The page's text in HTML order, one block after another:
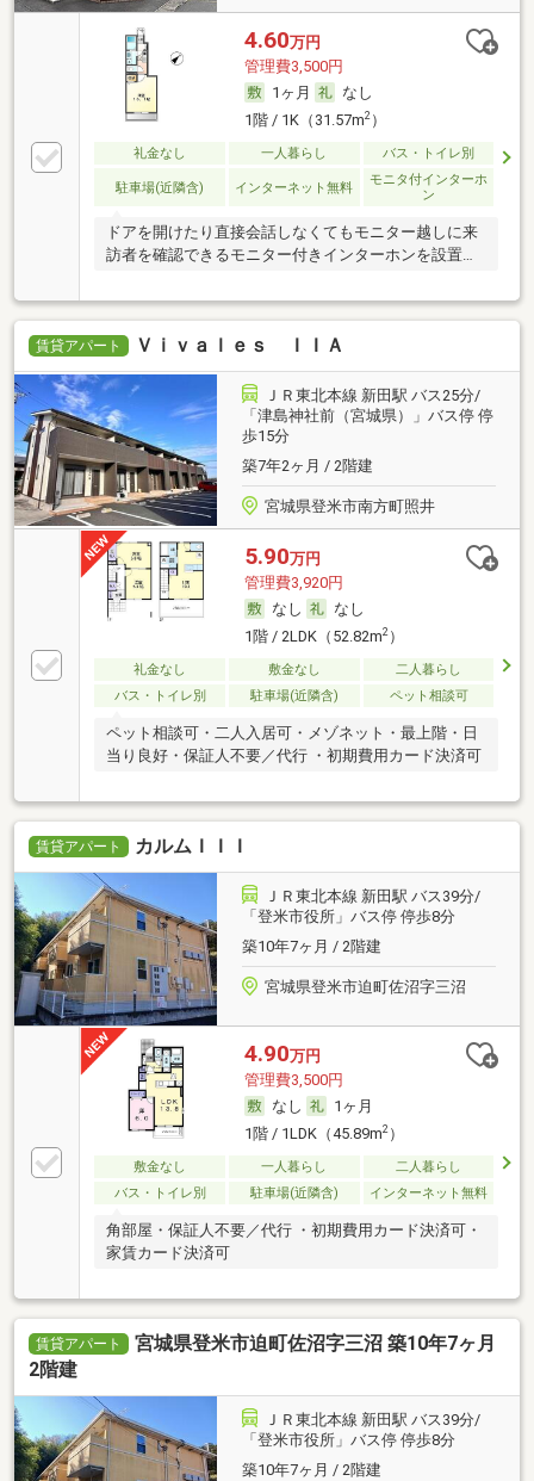
4.60万円
管理費3,500円
1ヶ月
なし
1階 / 1K（31.57m2）
礼金なし 一人暮らし バス・トイレ別
駐車場(近隣含) インターネット無料
モニタ付インターホ
ン
ドアを開けたり直接会話しなくてもモニター越しに来
訪者を確認できるモニター付きインターホンを設置し
賃貸アパート Ｖｉｖａｌｅｓ ＩＩＡ
ＪＲ東北本線 新田駅 バス25分/
「津島神社前（宮城県）」バス停 停
歩15分
築7年2ヶ月 / 2階建
宮城県登米市南方町照井
5.90万円
管理費3,920円
なし
なし
1階 / 2LDK（52.82m2）
礼金なし 敷金なし
二人暮らし
バス・トイレ別
駐車場(近隣含) ペット相談可
ペット相談可・二人入居可・メゾネット・最上階・日
当り良好・保証人不要／代行 ・初期費用カード決済可
賃貸アパート カルムＩＩＩ
ＪＲ東北本線 新田駅 バス39分/
「登米市役所」バス停 停歩8分
築10年7ヶ月 / 2階建
宮城県登米市迫町佐沼字三沼
4.90万円
管理費3,500円
なし
1ヶ月
1階 / 1LDK（45.89m2）
敷金なし 一人暮らし
二人暮らし
バス・トイレ別
駐車場(近隣含) インターネット無料
角部屋・保証人不要／代行 ・初期費用カード決済可・
家賃カード決済可
賃貸アパート
宮城県登米市迫町佐沼字三沼 築10年7ヶ月
2階建
ＪＲ東北本線 新田駅 バス39分/
「登米市役所」バス停 停歩8分
築10年7ヶ月 / 2階建